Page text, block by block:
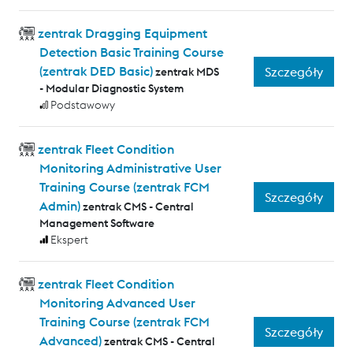
zentrak Dragging Equipment
Detection Basic Training Course
(zentrak DED Basic)zentrak MDS
- Modular Diagnostic System
Podstawowy
Szczegóły
zentrak Fleet Condition
Monitoring Administrative User
Training Course (zentrak FCM
Admin)zentrak CMS - Central
Management Software
Ekspert
Szczegóły
zentrak Fleet Condition
Monitoring Advanced User
Training Course (zentrak FCM
Advanced)zentrak CMS - Central
Szczegóły